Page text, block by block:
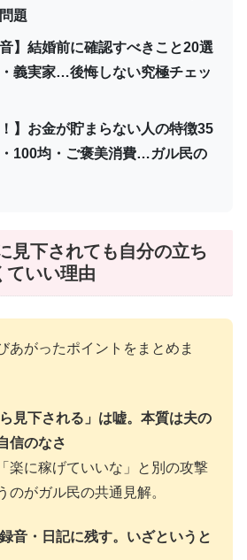
題
音】結婚前に確認すべきこと20選
・義実家…後悔しない究極チェッ
！】お金が貯まらない人の特徴35
100均・ご褒美消費…ガル民の
見下されても自分の立ち
ていい理由
あがったポイントをまとめま
見下される」は嘘。本質は夫の
信のなさ
楽に稼げていいな」と別の攻撃
のがガル民の共通見解。
音・日記に残す。いざというと